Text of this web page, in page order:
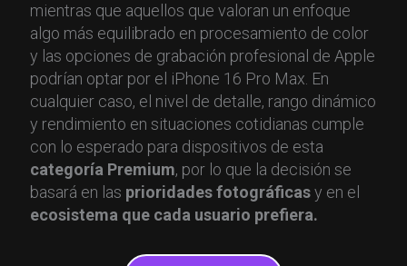
mientras que aquellos que valoran un enfoque
algo más equilibrado en procesamiento de color
y las opciones de grabación profesional de Apple
podrían optar por el iPhone 16 Pro Max. En
cualquier caso, el nivel de detalle, rango dinámico
y rendimiento en situaciones cotidianas cumple
con lo esperado para dispositivos de esta
categoría Premium, por lo que la decisión se
basará en las prioridades fotográficasy en el
ecosistema que cada usuario prefiera.